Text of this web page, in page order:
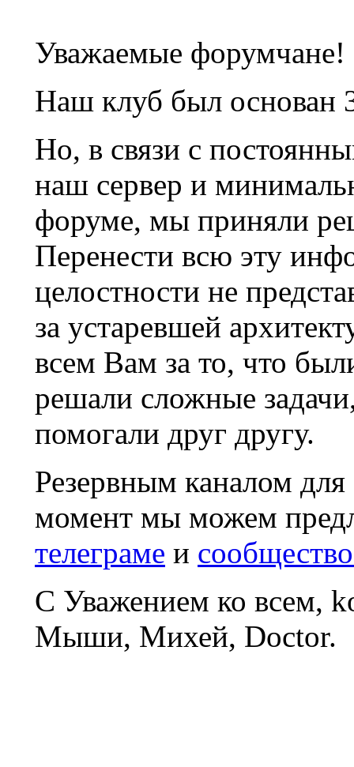
Уважаемые форумчане!
Наш клуб был основан
Но, в связи с
наш сервер и
форуме, мы приняли
Перенести всю эту
целостности не
за устаревшей
всем Вам за то, что
решали сложные
помогали друг другу.
Резервным каналом
момент мы можем
телеграме и
С Уважением ко всем,
Мыши, Михей, Doctor.